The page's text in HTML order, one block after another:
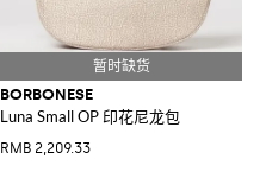
BORBONESE
Luna Small OP 印花尼龙包
RMB 2,209.33